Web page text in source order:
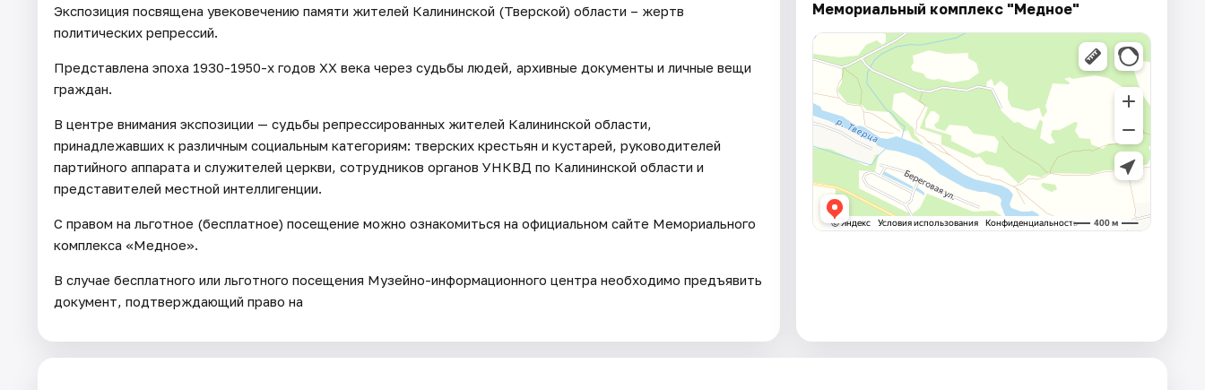
Экспозиция посвящена увековечению памяти жителей Калининской (Тверской) области – жертв
политических репрессий.
Представлена эпоха 1930-1950-х годов ХХ века через судьбы людей, архивные документы и личные вещи
граждан.
В центре внимания экспозиции — судьбы репрессированных жителей Калининской области,
принадлежавших к различным социальным категориям: тверских крестьян и кустарей, руководителей
партийного аппарата и служителей церкви, сотрудников органов УНКВД по Калининской области и
представителей местной интеллигенции.
С правом на льготное (бесплатное) посещение можно ознакомиться на официальном сайте Мемориального
комплекса «Медное».
В случае бесплатного или льготного посещения Музейно-информационного центра необходимо предъявить
документ, подтверждающий право на
Мемориальный комплекс "Медное"